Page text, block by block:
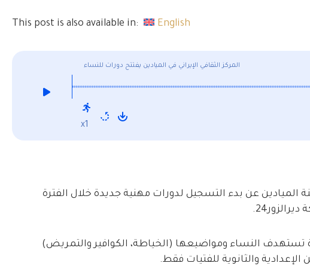
This post is also available in: English
المركز الثقافي الإيراني في الميادين يفتتح دورات للنساء
x1
الميادين عن بدء التسجيل لدورات مهنية جديدة خلال الفترة
تستهدف النساء ومواضيعها (الخياطة، الكوافير والتمريض)
والثانوية للفتيات فقط.